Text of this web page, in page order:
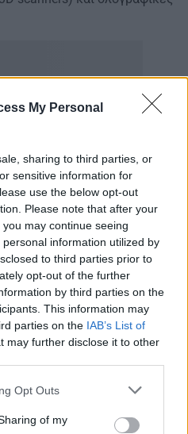
My Personal
sharing to third parties, or
sensitive information for
use the below opt-out
Please note that after your
may continue seeing
information utilized by
to third parties prior to
opt-out of the further
by third parties on the
This information may
parties on the IAB’s List of
may further disclose it to other
uses one or more Google
behaviour. You may click to
Opt Outs
of my